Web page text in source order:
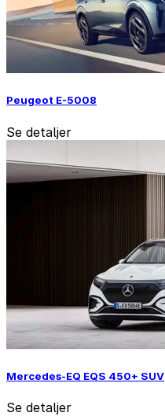
Peugeot E-5008
Se detaljer
Mercedes-EQ EQS 450+ SUV
Se detaljer